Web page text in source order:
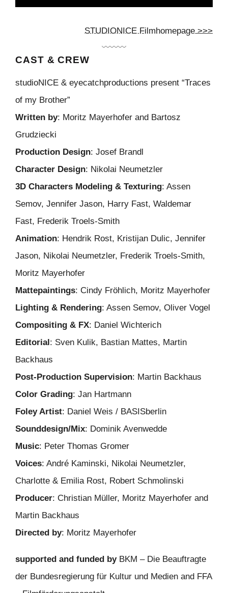
STUDIONICE Filmhomepage >>>
CAST & CREW
studioNICE & eyecatchproductions present “Traces
of my Brother”
Written by: Moritz Mayerhofer and Bartosz
Grudziecki
Production Design: Josef Brandl
Character Design: Nikolai Neumetzler
3D Characters Modeling & Texturing: Assen
Semov, Jennifer Jason, Harry Fast, Waldemar
Fast, Frederik Troels-Smith
Animation: Hendrik Rost, Kristijan Dulic, Jennifer
Jason, Nikolai Neumetzler, Frederik Troels-Smith,
Moritz Mayerhofer
Mattepaintings: Cindy Fröhlich, Moritz Mayerhofer
Lighting & Rendering: Assen Semov, Oliver Vogel
Compositing & FX: Daniel Wichterich
Editorial: Sven Kulik, Bastian Mattes, Martin
Backhaus
Post-Production Supervision: Martin Backhaus
Color Grading: Jan Hartmann
Foley Artist: Daniel Weis / BASISberlin
Sounddesign/Mix: Dominik Avenwedde
Music: Peter Thomas Gromer
Voices: André Kaminski, Nikolai Neumetzler,
Charlotte & Emilia Rost, Robert Schmolinski
Producer: Christian Müller, Moritz Mayerhofer and
Martin Backhaus
Directed by: Moritz Mayerhofer
supported and funded byBKM – Die Beauftragte
der Bundesregierung für Kultur und Medien and FFA